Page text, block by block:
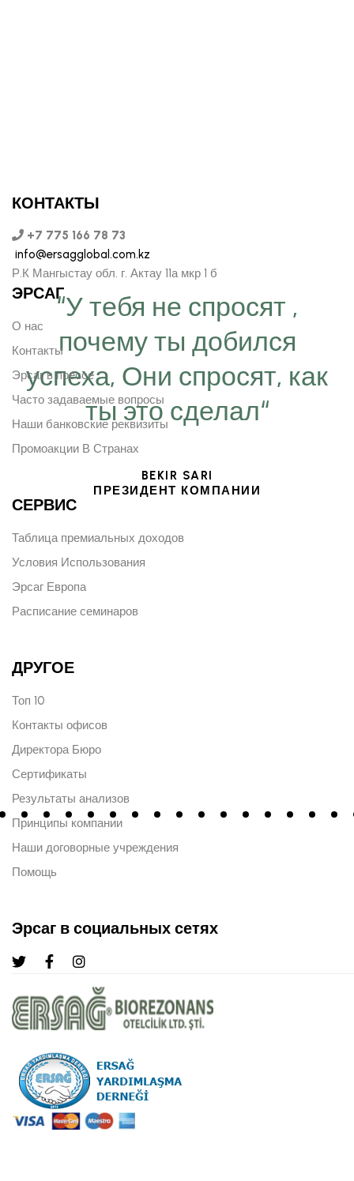
“У тебя не спросят ,
почему ты добился
успеха, Они спросят, как
ты это сделал“
BEKIR SARI
ПРЕЗИДЕНТ КОМПАНИИ
КОНТАКТЫ
+7 775 166 78 73
info@ersagglobal.com.kz
Р.К Мангыстау обл. г. Актау 11а мкр 1 б
ЭРСАГ
О нас
Контакты
Эрсаг в прессе
Часто задаваемые вопросы
Наши банковские реквизиты
Промоакции В Странах
СЕРВИС
Таблица премиальных доходов
Условия Использования
Эрсаг Европа
Расписание семинаров
ДРУГОЕ
Топ 10
Контакты офисов
Директора Бюро
Сертификаты
Результаты анализов
Принципы компании
Наши договорные учреждения
Помощь
Эрсаг в социальных сетях